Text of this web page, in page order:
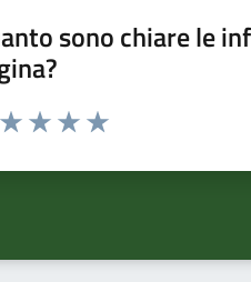
sono chiare le
da 1 a 5 stelle la pagina